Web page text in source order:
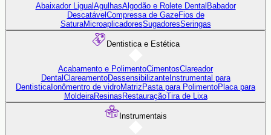
Abaixador Ligual AgulhasAlgodão e Rolete Dental Babador
Descatável Compressa de GazeFios de
SaturaMicroaplicadoresSugadoresSeringas
Dentistica e Estética
Acabamento e PolimentoCimentosClareador
Dental ClareamentoDessensibilizanteInstrumental para
Dentistica Ionômentro de vidroMatriz Pasta para PolimentoPlaca para
MoldeiraResinas RestauraçãoTira de Lixa
Instrumentais